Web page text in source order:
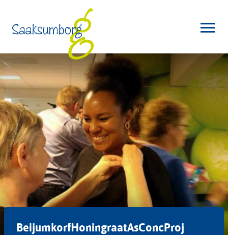
BeijumkorfHoningraatAsConcProj